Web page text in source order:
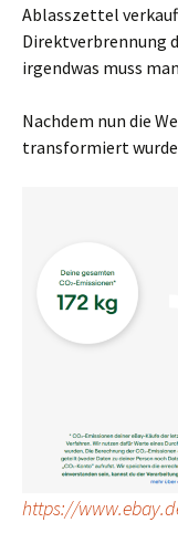
Ablasszettel
Direktverbrennung
irgendwas muss
Nachdem nun die
transformiert
https://